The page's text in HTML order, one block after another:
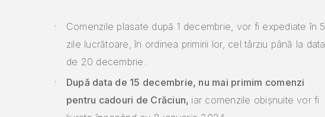
Comenzile plasate după 1 decembrie, vor fi expediate în 5
zile lucrătoare, în ordinea primirii lor, cel târziu până la data
de 20 decembrie.
După data de 15 decembrie, nu mai primim comenzi
pentru cadouri de Crăciun, iar comenzile obișnuite vor fi